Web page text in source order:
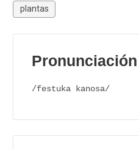
plantas
Pronunciación
/festuka kanosa/